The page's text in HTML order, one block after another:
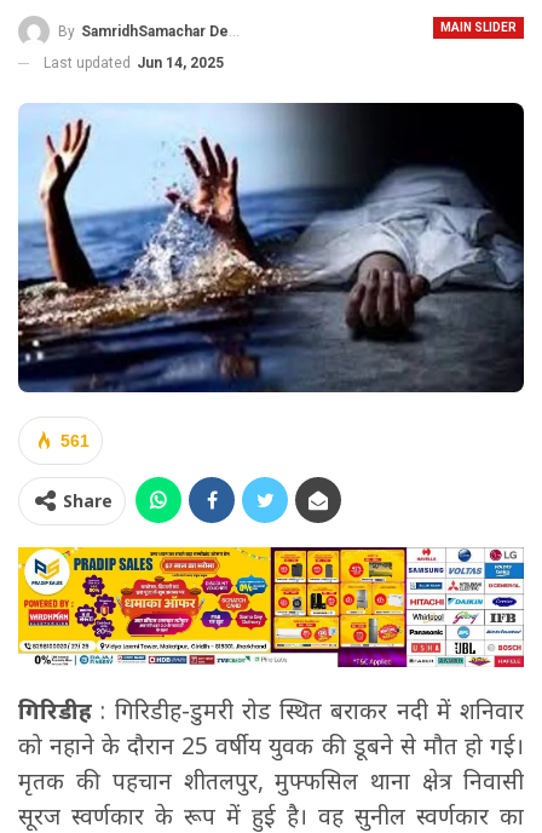
MAIN SLIDER
By SamridhSamachar Desk
Last updated Jun 14, 2025
561
Share
गिरिडीह : गिरिडीह-डुमरी रोड स्थित बराकर नदी में शनिवार
को नहाने के दौरान 25 वर्षीय युवक की डूबने से मौत हो गई।
मृतक की पहचान शीतलपुर, मुफ्फसिल थाना क्षेत्र निवासी
सूरज स्वर्णकार के रूप में हुई है। वह सुनील स्वर्णकार का